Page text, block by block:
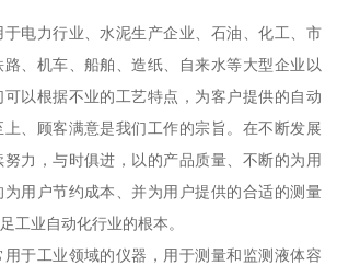
电力行业、水泥生产企业、石油、化工、市
、机车、船舶、造纸、自来水等大型企业以
以根据不业的工艺特点，为客户提供的自动
、顾客满意是我们工作的宗旨。在不断发展
力，与时俱进，以的产品质量、不断的为用
为用户节约成本、并为用户提供的合适的测量
工业自动化行业的根本。
于工业领域的仪器，用于测量和监测液体容